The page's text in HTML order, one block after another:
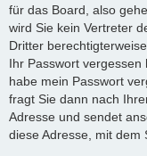
für das Board, also
wird Sie kein Vertreter
Dritter
Ihr Passwort vergessen
habe mein Passwort
fragt Sie dann nach
Adresse und sendet
diese Adresse, mit dem